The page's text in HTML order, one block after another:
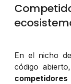
En el nicho
código